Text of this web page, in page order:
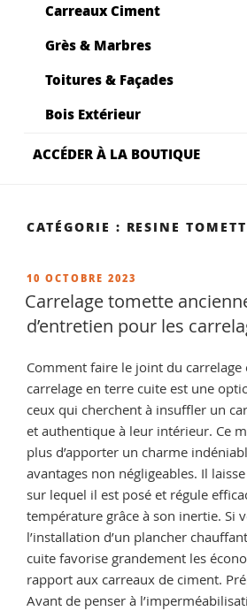
Carreaux Ciment
Grès & Marbres
Toitures & Façades
Bois Extérieur
ACCÉDER À LA BOUTIQUE
CATÉGORIE : RESINE
PUBLIÉ
LE
10 OCTOBRE 2023
Carrelage tomette
d’entretien pour les
Comment faire le joint du carrelage
carrelage en terre cuite est une
ceux qui cherchent à insuffler un
et authentique à leur intérieur. Ce
plus d’apporter un charme
avantages non négligeables. Il
sur lequel il est posé et régule
température grâce à son inertie. Si
l’installation d’un plancher
cuite favorise grandement les
rapport aux carreaux de ciment.
Avant de penser à